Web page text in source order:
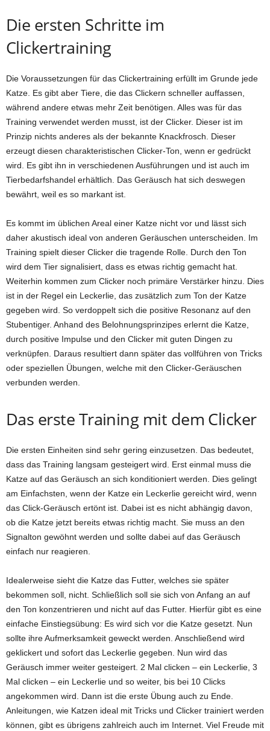
Die ersten Schritte im
Clickertraining
Die Voraussetzungen für das Clickertraining erfüllt im Grunde jede
Katze. Es gibt aber Tiere, die das Clickern schneller auffassen,
während andere etwas mehr Zeit benötigen. Alles was für das
Training verwendet werden musst, ist der Clicker. Dieser ist im
Prinzip nichts anderes als der bekannte Knackfrosch. Dieser
erzeugt diesen charakteristischen Clicker-Ton, wenn er gedrückt
wird. Es gibt ihn in verschiedenen Ausführungen und ist auch im
Tierbedarfshandel erhältlich. Das Geräusch hat sich deswegen
bewährt, weil es so markant ist.
Es kommt im üblichen Areal einer Katze nicht vor und lässt sich
daher akustisch ideal von anderen Geräuschen unterscheiden. Im
Training spielt dieser Clicker die tragende Rolle. Durch den Ton
wird dem Tier signalisiert, dass es etwas richtig gemacht hat.
Weiterhin kommen zum Clicker noch primäre Verstärker hinzu. Dies
ist in der Regel ein Leckerlie, das zusätzlich zum Ton der Katze
gegeben wird. So verdoppelt sich die positive Resonanz auf den
Stubentiger. Anhand des Belohnungsprinzipes erlernt die Katze,
durch positive Impulse und den Clicker mit guten Dingen zu
verknüpfen. Daraus resultiert dann später das vollführen von Tricks
oder speziellen Übungen, welche mit den Clicker-Geräuschen
verbunden werden.
Das erste Training mit dem Clicker
Die ersten Einheiten sind sehr gering einzusetzen. Das bedeutet,
dass das Training langsam gesteigert wird. Erst einmal muss die
Katze auf das Geräusch an sich konditioniert werden. Dies gelingt
am Einfachsten, wenn der Katze ein Leckerlie gereicht wird, wenn
das Click-Geräusch ertönt ist. Dabei ist es nicht abhängig davon,
ob die Katze jetzt bereits etwas richtig macht. Sie muss an den
Signalton gewöhnt werden und sollte dabei auf das Geräusch
einfach nur reagieren.
Idealerweise sieht die Katze das Futter, welches sie später
bekommen soll, nicht. Schließlich soll sie sich von Anfang an auf
den Ton konzentrieren und nicht auf das Futter. Hierfür gibt es eine
einfache Einstiegsübung: Es wird sich vor die Katze gesetzt. Nun
sollte ihre Aufmerksamkeit geweckt werden. Anschließend wird
geklickert und sofort das Leckerlie gegeben. Nun wird das
Geräusch immer weiter gesteigert. 2 Mal clicken – ein Leckerlie, 3
Mal clicken – ein Leckerlie und so weiter, bis bei 10 Clicks
angekommen wird. Dann ist die erste Übung auch zu Ende.
Anleitungen, wie Katzen ideal mit Tricks und Clicker trainiert werden
können, gibt es übrigens zahlreich auch im Internet. Viel Freude mit